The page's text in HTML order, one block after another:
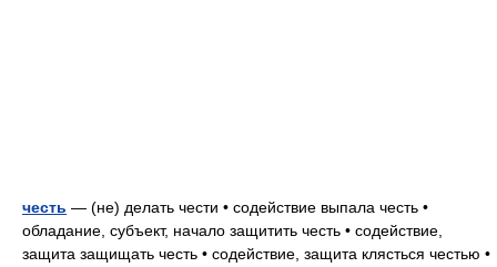
честь — (не) делать чести • содействие выпала честь •
обладание, субъект, начало защитить честь • содействие,
защита защищать честь • содействие, защита клясться честью •